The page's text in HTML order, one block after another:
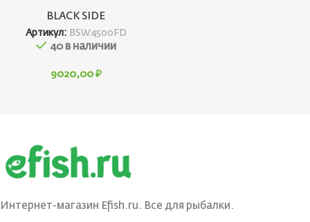
BLACK SIDE
Артикул: BSW4500FD
40 в наличии
9020,00 ₽
Интернет-магазин Efish.ru. Все для рыбалки.